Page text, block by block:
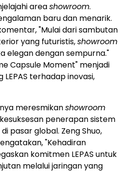
areashowroom.
baru dan menarik.
"Mulai dari sambutan
yang futuristis,showroom
elegan dengan sempurna."
Capsule Moment" menjadi
terhadap inovasi,
meresmikanshowroom
penerapan sistem
pasar global. Zeng Shuo,
"Kehadiran
komitmen LEPAS untuk
melalui jaringan yang